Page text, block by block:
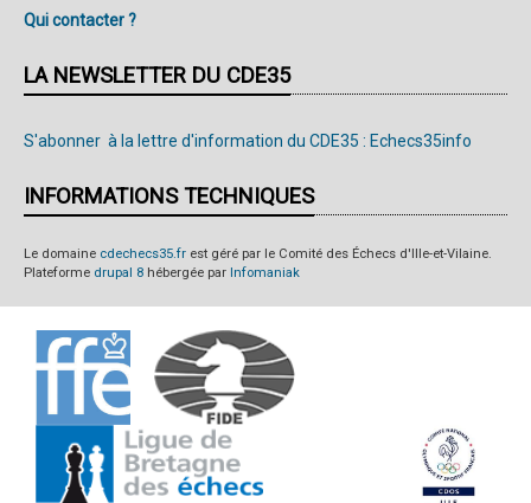
Qui contacter ?
LA NEWSLETTER DU CDE35
S'abonner à la lettre d'information du CDE35 : Echecs35info
INFORMATIONS TECHNIQUES
Le domaine cdechecs35.fr est géré par le Comité des Échecs d'Ille-et-Vilaine.
Plateforme drupal 8 hébergée par Infomaniak